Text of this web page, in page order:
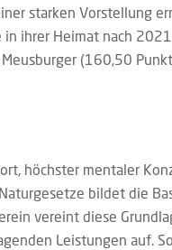
starken Vorstellung
ihrer Heimat nach
(160,50
höchster mentaler
bildet die
vereint diese
Leistungen auf.